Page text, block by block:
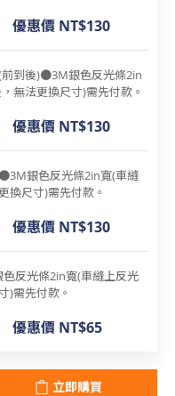
優惠價 NT$130
到後)●3M銀色反光條2in
無法更換尺寸)需先付款。
優惠價 NT$130
銀色反光條2in寬(車縫
換尺寸)需先付款。
優惠價 NT$130
反光條2in寬(車縫上反光
)需先付款。
優惠價 NT$65
立即購買